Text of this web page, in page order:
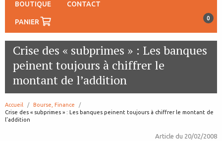
BOUTIQUE CONTACT
PANIER 0
Crise des « subprimes » : Les banques
peinent toujours à chiffrer le
montant de l’addition
Accueil
Bourse, Finance
page:
Crise des « subprimes » : Les banques peinent toujours à chiffrer le montant de
l’addition
Article du 20/02/2008